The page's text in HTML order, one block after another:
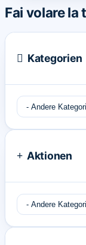
Fai volare la
Kategorien
Aktionen